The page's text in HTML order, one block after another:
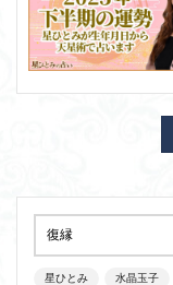
星ひとみ 水晶玉子